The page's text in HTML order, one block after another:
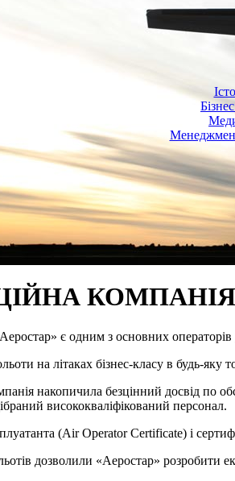
є одним з основних операторів
на літаках бізнес-класу в будь-яку
накопичила безцінний досвід
висококваліфікований персонал.
(Air Operator Certificate) і
дозволили «Аеростар»